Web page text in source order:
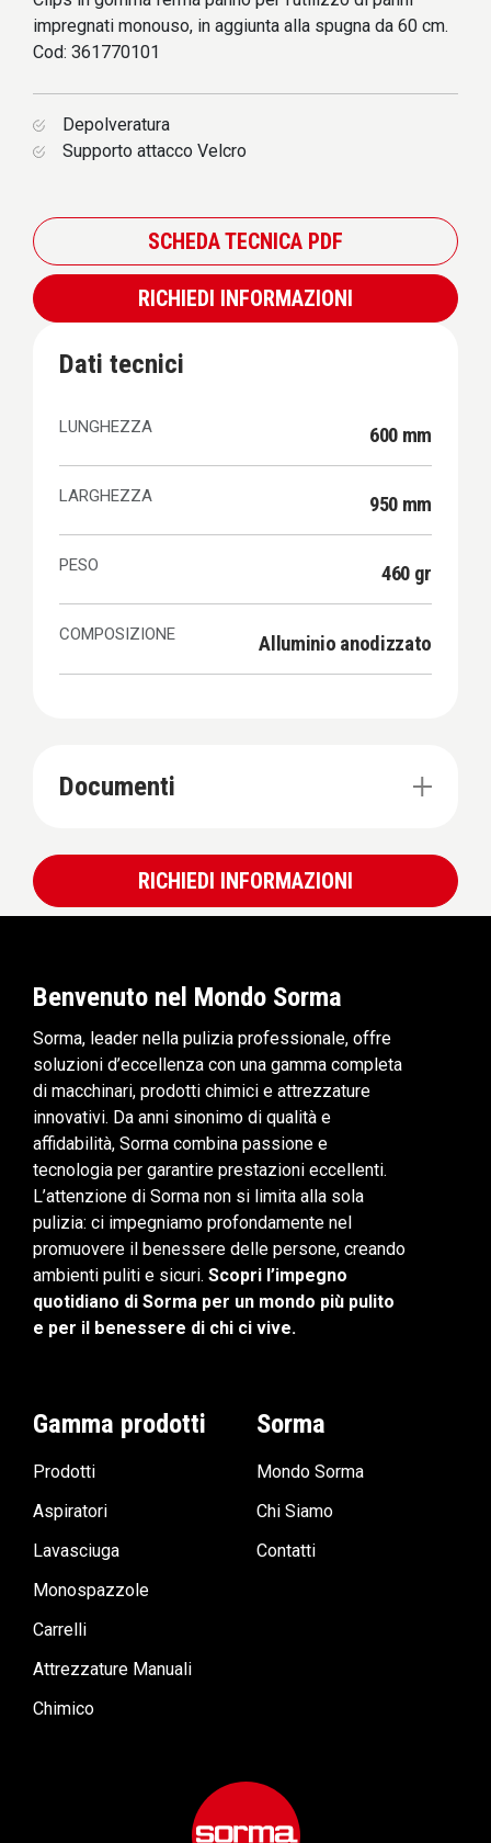
impregnati monouso, in aggiunta alla spugna da 60 cm.
Cod: 361770101
Depolveratura
Supporto attacco Velcro
SCHEDA TECNICA PDF
RICHIEDI INFORMAZIONI
Dati tecnici
LUNGHEZZA 600 mm
LARGHEZZA 950 mm
PESO 460 gr
COMPOSIZIONE Alluminio anodizzato
Documenti
RICHIEDI INFORMAZIONI
Benvenuto nel Mondo Sorma
Sorma, leader nella pulizia professionale, offre
soluzioni d’eccellenza con una gamma completa
di macchinari, prodotti chimici e attrezzature
innovativi. Da anni sinonimo di qualità e
affidabilità, Sorma combina passione e
tecnologia per garantire prestazioni eccellenti.
L’attenzione di Sorma non si limita alla sola
pulizia: ci impegniamo profondamente nel
promuovere il benessere delle persone, creando
ambienti puliti e sicuri. Scopri l’impegno
quotidiano di Sorma per un mondo più pulito
e per il benessere di chi ci vive.
Gamma prodotti
Prodotti
Aspiratori
Lavasciuga
Monospazzole
Carrelli
Attrezzature Manuali
Chimico
Sorma
Mondo Sorma
Chi Siamo
Contatti